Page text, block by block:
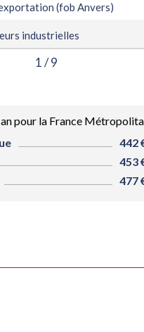
(fob Anvers)
industrielles
1/9
pour la France
442
453
477